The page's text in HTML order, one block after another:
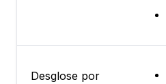
Desglose por